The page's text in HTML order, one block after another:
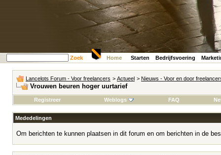
Zoek Home Starten Bedrijfsvoering
Lancelots Forum - Voor freelancers > Actueel > Nieuws - Voor en door
Vrouwen beuren hoger uurtarief
Registreer Weblogs FAQ
Mededelingen
Om berichten te kunnen plaatsen in dit forum en om berichten in de